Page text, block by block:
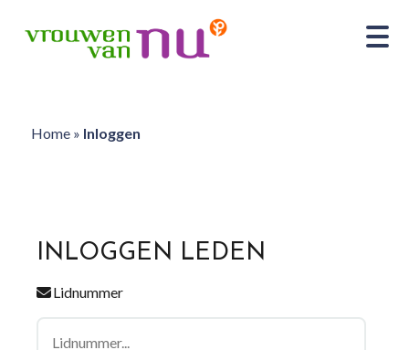
Home» Inloggen
INLOGGEN LEDEN
Lidnummer